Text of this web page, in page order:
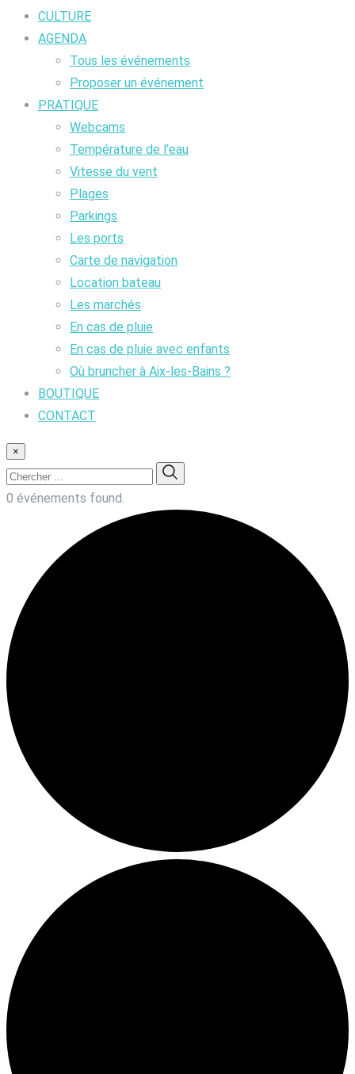
CULTURE
AGENDA
Tous les événements
Proposer un événement
PRATIQUE
Webcams
Température de l’eau
Vitesse du vent
Plages
Parkings
Les ports
Carte de navigation
Location bateau
Les marchés
En cas de pluie
En cas de pluie avec enfants
Où bruncher à Aix-les-Bains ?
BOUTIQUE
CONTACT
×
0 événements found.